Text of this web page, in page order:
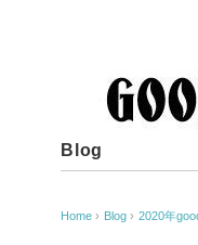
Blog
Home › Blog › 2020年